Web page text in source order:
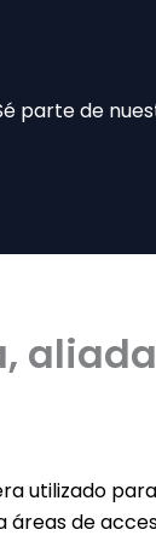
parte de
utilizado
de